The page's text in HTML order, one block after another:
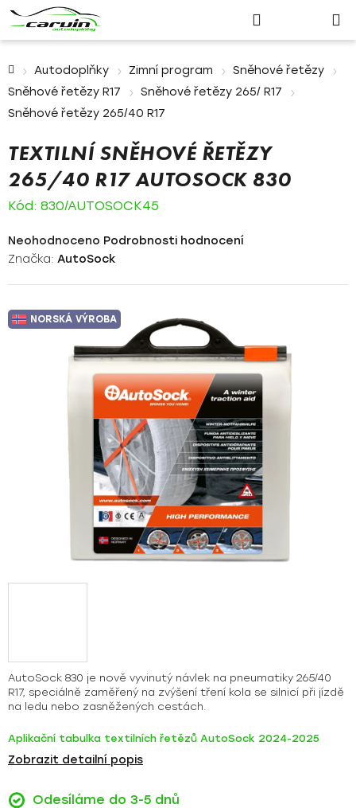
Přihlášení
košík
Autodoplňky Zimní program
Sněhové řetězy
Sněhové řetězy R17
Sněhové řetězy 265/ R17
Sněhové řetězy 265/40 R17
AutoSock 830 je nově vyvinutý návlek na pneumatiky 265/40
R17, speciálně zaměřený na zvýšení tření kola se silnicí při jízdě
na ledu nebo zasněžených cestách.
Aplikační tabulka textilních řetězů AutoSock 2024-2025
Zobrazit detailní popis
Odesíláme do 3-5 dnů
TEXTILNÍ SNĚHOVÉ ŘETĚZY
265/40 R17 AUTOSOCK 830
Kód: 830/AUTOSOCK45
Průměrné
hodnocení
0,0
z
Neohodnoceno Podrobnosti hodnocení
Značka: AutoSock
NORSKÁ VÝROBA